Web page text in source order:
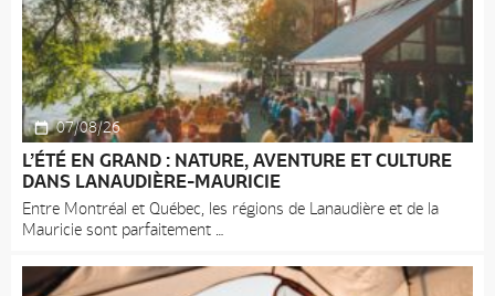
07/08/26
L’ÉTÉ EN GRAND : NATURE, AVENTURE ET CULTURE
DANS LANAUDIÈRE-MAURICIE
Entre Montréal et Québec, les régions de Lanaudière et de la
Mauricie sont parfaitement